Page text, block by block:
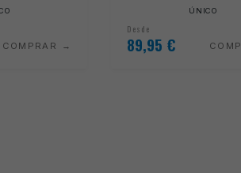
COMPRAR
ÚNICO
Desde
89,95 €